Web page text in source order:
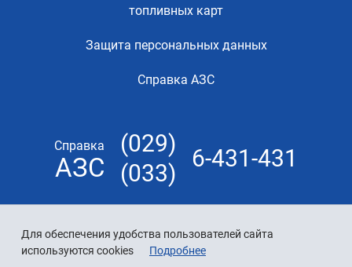
Для обеспечения удобства пользователей сайта
используются cookies
Подробнее
топливных карт
Защита персональных данных
Справка АЗС
Справка
АЗС
(029)
(033)
6-431-431